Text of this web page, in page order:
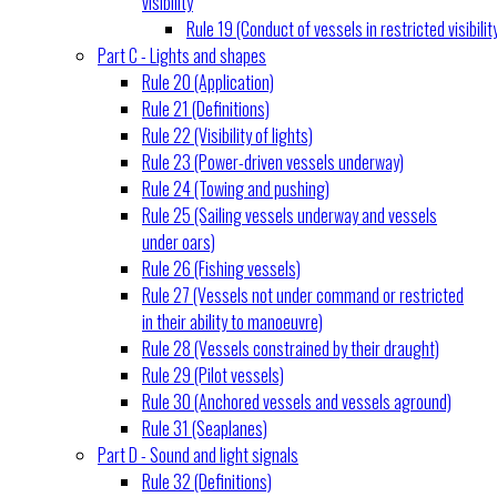
Rule 19 (Conduct of vessels in restricted
Part C - Lights and shapes
Rule 20 (Application)
Rule 21 (Definitions)
Rule 22 (Visibility of lights)
Rule 23 (Power-driven vessels underway)
Rule 24 (Towing and pushing)
Rule 25 (Sailing vessels underway and vessels
under oars)
Rule 26 (Fishing vessels)
Rule 27 (Vessels not under command or restricted
in their ability to manoeuvre)
Rule 28 (Vessels constrained by their draught)
Rule 29 (Pilot vessels)
Rule 30 (Anchored vessels and vessels aground)
Rule 31 (Seaplanes)
Part D - Sound and light signals
Rule 32 (Definitions)